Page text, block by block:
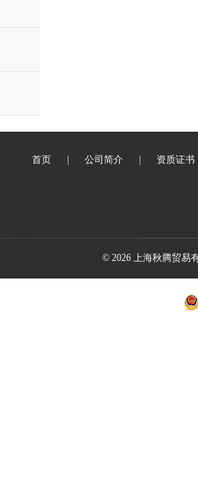
首页 公司简介 资质证书
© 2026 上海秋腾贸易